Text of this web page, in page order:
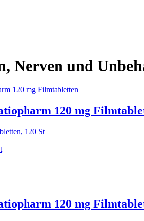
Nerven und
120 mg
120 St
120 mg